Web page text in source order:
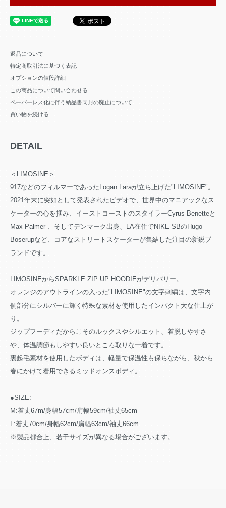
返品について
特定商取引法に基づく表記
オプションの値段詳細
この商品について問い合わせる
ペーパーレス化に伴う納品書同封の廃止について
買い物を続ける
DETAIL
＜LIMOSINE＞
917などのフィルマーであったLogan Laraが立ち上げた"LIMOSINE"。
2021年末に突如として発表されたビデオで、世界中のマニアックなス
ケーターの心を掴み、イーストコーストのスタイラーCyrus Benetteと
Max Palmer 、そしてデンマーク出身、LA在住でNIKE SBのHugo
Boserupなど、コアなストリートスケーターが集結した注目の新鋭ブ
ランドです。
LIMOSINEからSPARKLE ZIP UP HOODIEがデリバリー。
オレンジのアウトラインの入った"LIMOSINE"の文字刺繍は、文字内
側部分にシルバーに輝く特殊な素材を使用したインパクト大な仕上が
り。
ジップフーディだからこそのルックスやシルエット、着脱しやすさ
や、体温調節もしやすい良いところ取りな一着です。
裏起毛素材を使用したボディは、軽量で保温性も保ちながら、秋から
春にかけて着用できるミッドオンスボディ。
●SIZE:
M:着丈67m/身幅57cm/肩幅59cm/袖丈65cm
L:着丈70cm/身幅62cm/肩幅63cm/袖丈66cm
※製品都合上、若干サイズが異なる場合がございます。